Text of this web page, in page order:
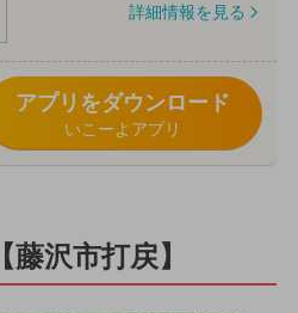
詳細情報を見る
アプリをダウンロード
いこーよアプリ
沢市打戻】